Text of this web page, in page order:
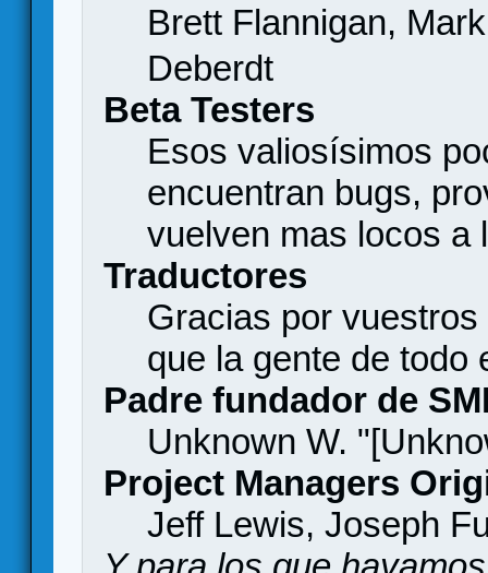
Brett Flannigan,
Deberdt
Beta Testers
Esos valiosísimos
encuentran bugs,
vuelven mas locos a
Traductores
Gracias por
que la gente de todo
Padre fundador de
Unknown W.
Project Managers
Jeff Lewis, Joseph